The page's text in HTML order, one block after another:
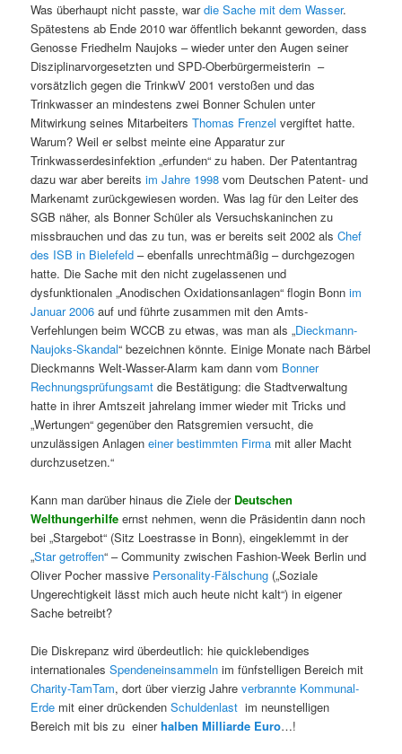
Was überhaupt nicht passte, wardie Sache mit dem Wasser.
Spätestens ab Ende 2010 war öffentlich bekannt geworden, dass
Genosse Friedhelm Naujoks – wieder unter den Augen seiner
Disziplinarvorgesetzten und SPD-Oberbürgermeisterin –
vorsätzlich gegen die TrinkwV 2001 verstoßen und das
Trinkwasser an mindestens zwei Bonner Schulen unter
Mitwirkung seines MitarbeitersThomas Frenzel vergiftet hatte.
Warum? Weil er selbst meinte eine Apparatur zur
Trinkwasserdesinfektion „erfunden“ zu haben. Der Patentantrag
dazu war aber bereitsim Jahre 1998vom Deutschen Patent- und
Markenamt zurückgewiesen worden. Was lag für den Leiter des
SGB näher, als Bonner Schüler als Versuchskaninchen zu
missbrauchen und das zu tun, was er bereits seit 2002 alsChef
des ISB in Bielefeld – ebenfalls unrechtmäßig – durchgezogen
hatte. Die Sache mit den nicht zugelassenen und
dysfunktionalen „Anodischen Oxidationsanlagen“ flogin Bonnim
Januar 2006auf und führte zusammen mit den Amts-
Verfehlungen beim WCCB zu etwas, was man als „Dieckmann-
Naujoks-Skandal“ bezeichnen könnte. Einige Monate nach Bärbel
Dieckmanns Welt-Wasser-Alarm kam dann vom Bonner
Rechnungsprüfungsamt die Bestätigung: die Stadtverwaltung
hatte in ihrer Amtszeit jahrelang immer wieder mit Tricks und
„Wertungen“ gegenüber den Ratsgremien versucht, die
unzulässigen Anlageneiner bestimmten Firma mit aller Macht
durchzusetzen.“
Kann man darüber hinaus die Ziele der Deutschen
Welthungerhilfe ernst nehmen, wenn die Präsidentin dann noch
bei „Stargebot“ (Sitz Loestrasse in Bonn), eingeklemmt in der
„Star getroffen“ – Community zwischen Fashion-Week Berlin und
Oliver Pocher massive Personality-Fälschung („Soziale
Ungerechtigkeit lässt mich auch heute nicht kalt“) in eigener
Sache betreibt?
Die Diskrepanz wird überdeutlich: hie quicklebendiges
internationalesSpendeneinsammeln im fünfstelligen Bereich mit
Charity-TamTam, dort über vierzig Jahreverbrannte Kommunal-
Erde mit einer drückendenSchuldenlastim neunstelligen
Bereich mit bis zu einer halben Milliarde Euro…!